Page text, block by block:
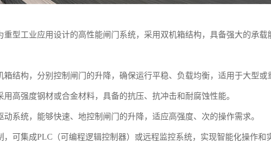
重型工业应用设计的高性能闸门系统，采用双机箱结构，具备强大的承
结构，分别控制闸门的升降，确保运行平稳、负载均衡，适用于大型或
高强度钢材或合金材料，具备的抗压、抗冲击和耐腐蚀性能。
系统，能够快速、地控制闸门的升降，适应高强度、次的操作需求。
可集成PLC（可编程逻辑控制器）或远程监控系统，实现智能化操作和